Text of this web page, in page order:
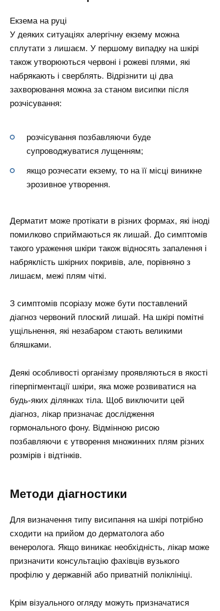
Екзема на руці
У деяких ситуаціях алергічну екзему можна
сплутати з лишаєм. У першому випадку на шкірі
також утворюються червоні і рожеві плями, які
набрякають і сверблять. Відрізнити ці два
захворювання можна за станом висипки після
розчісування:
розчісування позбавляючи буде
супроводжуватися лущенням;
якщо розчесати екзему, то на її місці виникне
эрозивное утворення.
Дерматит може протікати в різних формах, які іноді
помилково сприймаються як лишай. До симптомів
такого ураження шкіри також відносять запалення і
набряклість шкірних покривів, але, порівняно з
лишаєм, межі плям чіткі.
З симптомів псоріазу може бути поставлений
діагноз червоний плоский лишай. На шкірі помітні
ущільнення, які незабаром стають великими
бляшками.
Деякі особливості організму проявляються в якості
гіперпігментації шкіри, яка може розвиватися на
будь-яких ділянках тіла. Щоб виключити цей
діагноз, лікар призначає дослідження
гормонального фону. Відмінною рисою
позбавляючи є утворення множинних плям різних
розмірів і відтінків.
Методи діагностики
Для визначення типу висипання на шкірі потрібно
сходити на прийом до дерматолога або
венеролога. Якщо виникає необхідність, лікар може
призначити консультацію фахівців вузького
профілю у державній або приватній поліклініці.
Крім візуального огляду можуть призначатися